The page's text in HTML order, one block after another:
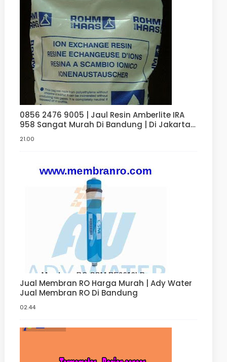
0856 2476 9005 | Jaul Resin Amberlite IRA
958 Sangat Murah Di Bandung | Di Jakarta |
Di Bekasi | Di Surabaya | Di Serang
21.00
Jual Membran RO Harga Murah | Ady Water
Jual Membran RO Di Bandung
02.44